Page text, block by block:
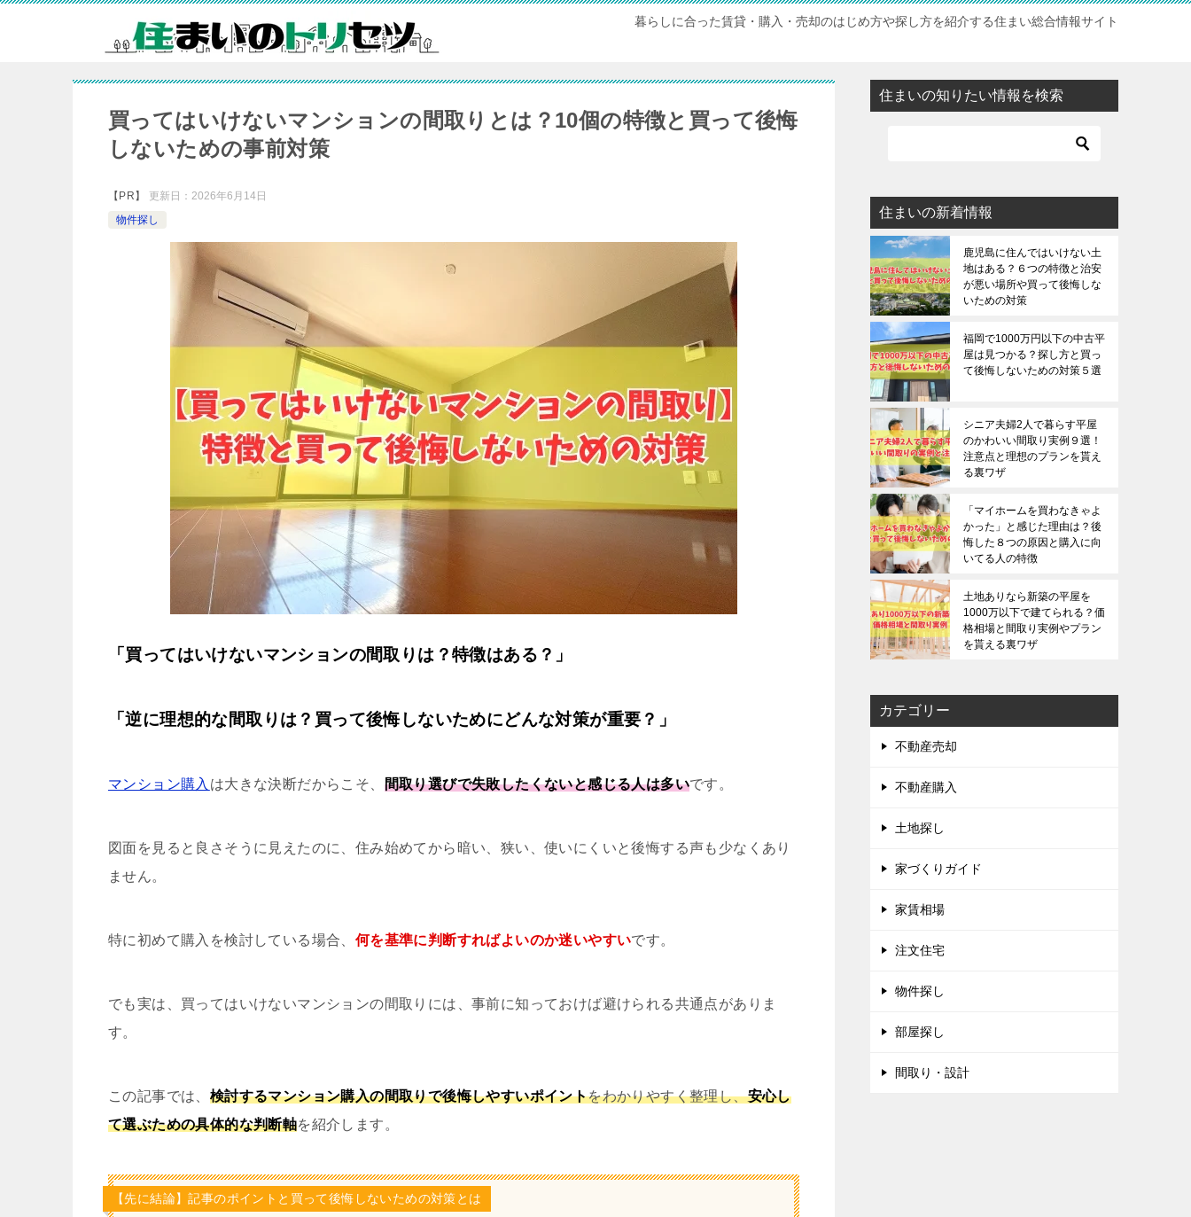
暮らしに合った賃貸・購入・売却のはじめ方や探し方を紹介する住まい総合情報サイト
買ってはいけないマンションの間取りとは？10個の特徴と買って後悔
しないための事前対策
【PR】 更新日：2026年6月14日
物件探し
「買ってはいけないマンションの間取りは？特徴はある？」
「逆に理想的な間取りは？買って後悔しないためにどんな対策が重要？」
マンション購入 は大きな決断だからこそ、 間取り選びで失敗したくないと感じる人は多いです。
図面を見ると良さそうに見えたのに、住み始めてから暗い、狭い、使いにくいと後悔する声も少なくあり
ません。
特に初めて購入を検討している場合、 何を基準に判断すればよいのか迷いやすいです。
でも実は、買ってはいけないマンションの間取りには、事前に知っておけば避けられる共通点がありま
す。
この記事では、 検討するマンション購入の間取りで後悔しやすいポイントをわかりやすく整理し、安心し
て選ぶための具体的な判断軸を紹介します。
【先に結論】記事のポイントと買って後悔しないための対策とは
住まいの知りたい情報を検索
住まいの新着情報
鹿児島に住んではいけない土
地はある？６つの特徴と治安
が悪い場所や買って後悔しな
いための対策
福岡で1000万円以下の中古平
屋は見つかる？探し方と買っ
て後悔しないための対策５選
シニア夫婦2人で暮らす平屋
のかわいい間取り実例９選！
注意点と理想のプランを貰え
る裏ワザ
「マイホームを買わなきゃよ
かった」と感じた理由は？後
悔した８つの原因と購入に向
いてる人の特徴
土地ありなら新築の平屋を
1000万以下で建てられる？価
格相場と間取り実例やプラン
を貰える裏ワザ
カテゴリー
不動産売却
不動産購入
土地探し
家づくりガイド
家賃相場
注文住宅
物件探し
部屋探し
間取り・設計